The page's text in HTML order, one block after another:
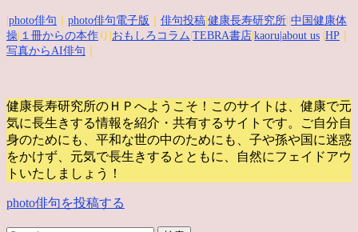
photo俳句 photo俳句電子版 俳句投稿 健康長寿研究所 中国健康体
操 １冊からの本作 り| おもしろコラム TEBRA書店 kaoru |about us HP
写真からAI俳句
健康長寿研究所のＨＰへようこそ！このサイトは、健康で元
気に長生きする情報を紹介・共有するサイトです。
ご自分自
身のためにも、平和な世の中のためにも、子や孫や国に迷惑
をかけず、元気で長生きするとともに、自然にフェイドアウ
トいたしましょう！
photo俳句を投稿する